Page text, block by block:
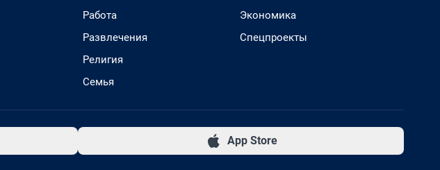
Работа
Развлечения
Религия
Семья
Экономика
Спецпроекты
App Store